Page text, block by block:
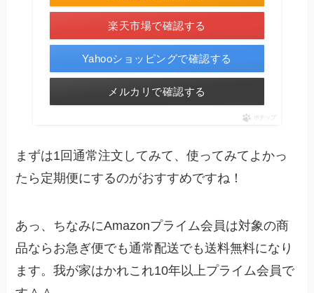
楽天市場で確認する
Yahooショッピングで確認する
メルカリで確認する
ポチップ
まずは1回通常注文してみて、使ってみてよかっ
たら定期便にするのがおすすめですね！
あっ、ちなみにAmazonプライム会員は対象の商
品なら お急ぎ便でも通常配送でも送料無料になり
ます。我が家はかれこれ10年以上プライム会員で